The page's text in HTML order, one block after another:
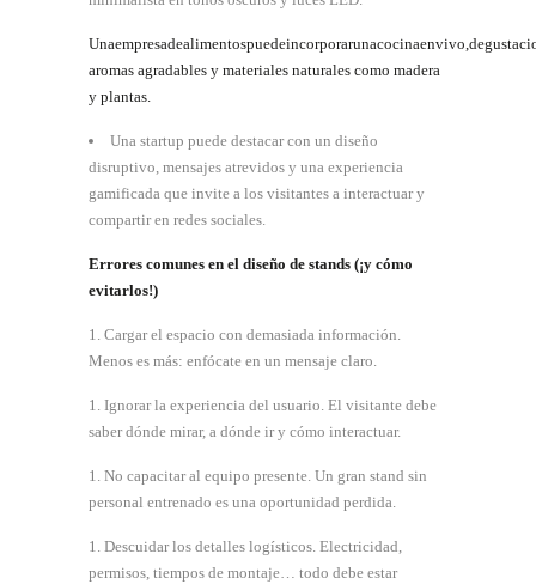
aromas agradables y materiales naturales como madera
y plantas.
Una startup puede destacar con un diseño
disruptivo, mensajes atrevidos y una experiencia
gamificada que invite a los visitantes a interactuar y
compartir en redes sociales.
Errores comunes en el diseño de stands (¡y cómo
evitarlos!)
Cargar el espacio con demasiada información.
Menos es más: enfócate en un mensaje claro.
Ignorar la experiencia del usuario. El visitante debe
saber dónde mirar, a dónde ir y cómo interactuar.
No capacitar al equipo presente. Un gran stand sin
personal entrenado es una oportunidad perdida.
Descuidar los detalles logísticos. Electricidad,
permisos, tiempos de montaje… todo debe estar